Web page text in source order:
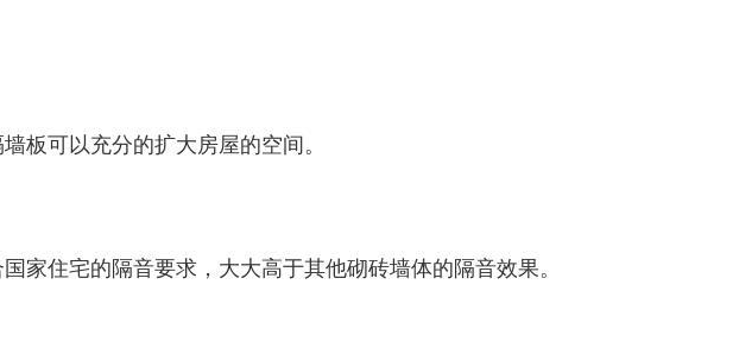
板可以充分的扩大房屋的空间。
家住宅的隔音要求，大大高于其他砌砖墙体的隔音效果。